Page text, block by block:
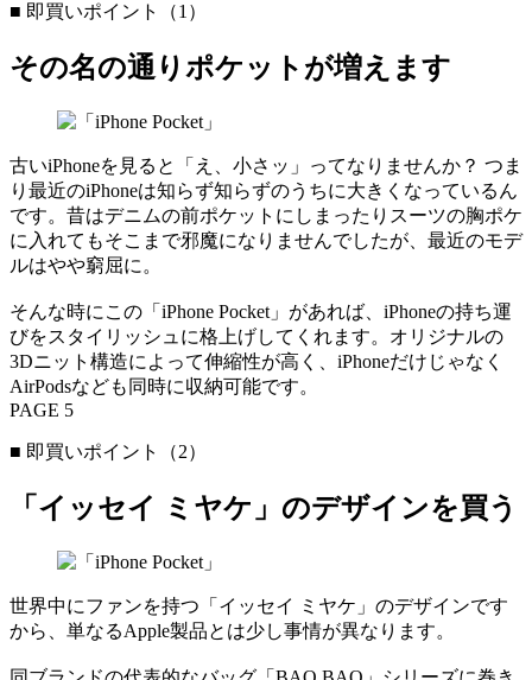
■ 即買いポイント（1）
その名の通りポケットが増えます
古いiPhoneを見ると「え、小さッ」ってなりませんか？ つま
り最近のiPhoneは知らず知らずのうちに大きくなっているん
です。昔はデニムの前ポケットにしまったりスーツの胸ポケ
に入れてもそこまで邪魔になりませんでしたが、最近のモデ
ルはやや窮屈に。
そんな時にこの「iPhone Pocket」があれば、iPhoneの持ち運
びをスタイリッシュに格上げしてくれます。オリジナルの
3Dニット構造によって伸縮性が高く、iPhoneだけじゃなく
AirPodsなども同時に収納可能です。
PAGE 5
■ 即買いポイント（2）
「イッセイ ミヤケ」のデザインを買う
世界中にファンを持つ「イッセイ ミヤケ」のデザインです
から、単なるApple製品とは少し事情が異なります。